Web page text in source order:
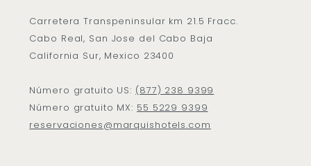
Carretera Transpeninsular km 21.5 Fracc.
Cabo Real, San Jose del Cabo Baja
California Sur, Mexico 23400
Número gratuito US: (877) 238 9399
Número gratuito MX: 55 5229 9399
reservaciones@marquishotels.com